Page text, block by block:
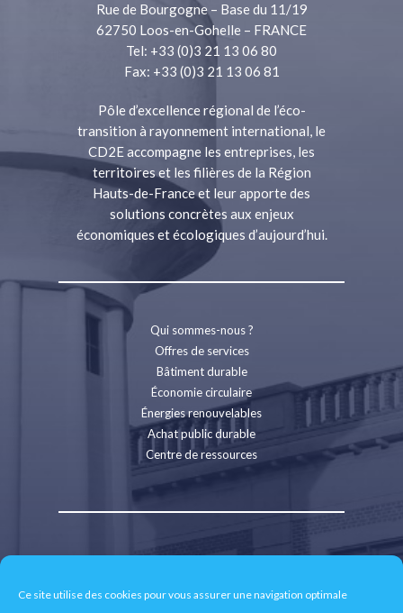
Ce site utilise des cookies pour vous assurer une navigation optimale
Rue de Bourgogne – Base du 11/19
62750 Loos-en-Gohelle – FRANCE
Tel: +33 (0)3 21 13 06 80
Fax: +33 (0)3 21 13 06 81
Pôle d’excellence régional de l’éco-
transition à rayonnement international, le
CD2E accompagne les entreprises, les
territoires et les filières de la Région
Hauts-de-France et leur apporte des
solutions concrètes aux enjeux
économiques et écologiques d’aujourd’hui.
Qui sommes-nous ?
Offres de services
Bâtiment durable
Économie circulaire
Énergies renouvelables
Achat public durable
Centre de ressources
Contact
Espace presse